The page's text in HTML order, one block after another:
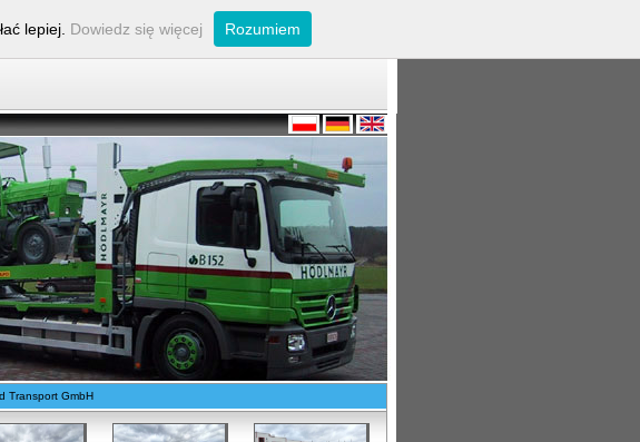
Transport GmbH
lepiej. Dowiedz się więcej Rozumiem